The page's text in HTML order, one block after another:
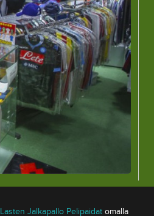
Lasten Jalkapallo Pelipaidat omalla